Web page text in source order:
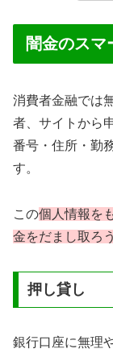
闇金のスマ
消費者金融では
者、サイトから
番号・住所・勤
す。
この個人情報を
金をだまし取ろ
押し貸し
銀行口座に無理